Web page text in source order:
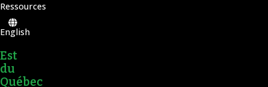
Ressources
English
Est
du
Québec